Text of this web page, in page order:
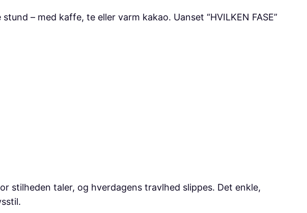
– med kaffe, te eller varm kakao. Uanset “HVILKEN FASE”
stilheden taler, og hverdagens travlhed slippes. Det enkle,